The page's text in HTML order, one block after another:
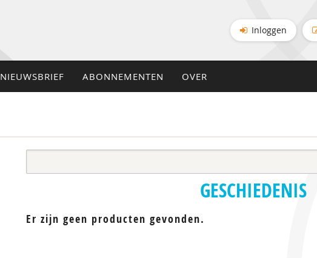
Inloggen
NIEUWSBRIEF ABONNEMENTEN OVER
GESCHIEDENIS
Er zijn geen producten gevonden.